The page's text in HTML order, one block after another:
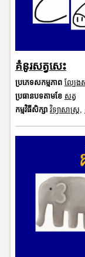
គំនូរសត្វសេះ
ប្រភេទសកម្មភាព ល្បែង
ប្រធានបទតាមខែ សត្វ
កម្មវិធីសិក្សា វិទ្យាសាស្រ្ត,